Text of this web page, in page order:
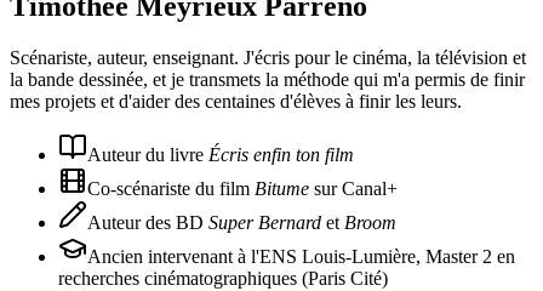
Timothée Meyrieux Parreno
Scénariste, auteur, enseignant. J'écris pour le cinéma, la télévision et
la bande dessinée, et je transmets la méthode qui m'a permis de finir
mes projets et d'aider des centaines d'élèves à finir les leurs.
Auteur du livre Écris enfin ton film
Co-scénariste du film Bitume sur Canal+
Auteur des BD Super Bernard et Broom
Ancien intervenant à l'ENS Louis-Lumière, Master 2 en
recherches cinématographiques (Paris Cité)